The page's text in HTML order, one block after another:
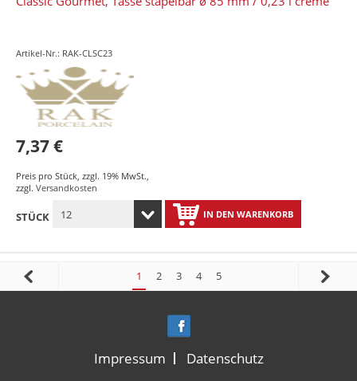
Artikel-Nr.: RAK-CLSC23
7,37 €
Preis pro Stück, zzgl. 19% MwSt.,
zzgl. Versandkosten
STÜCK IN DEN WARENKORB
1 2 3 4 5
Impressum Datenschutz